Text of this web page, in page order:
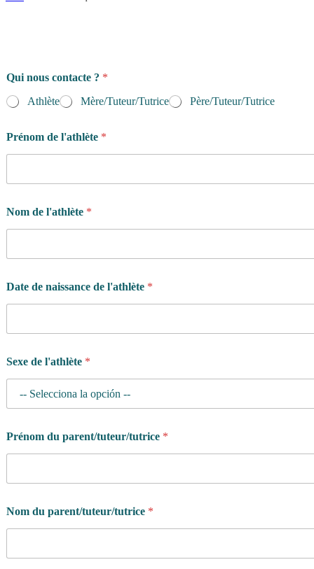
Qui nous contacte ? *
Athlète
Mère/Tuteur/Tutrice Père/Tuteur/Tutrice
Prénom de l'athlète *
Nom de l'athlète *
Date de naissance de l'athlète *
Sexe de l'athlète *
Prénom du parent/tuteur/tutrice *
Nom du parent/tuteur/tutrice *